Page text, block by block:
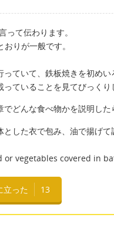
って伝わります。
りが一般です。
ていて、鉄板焼きを初めい
ていることを見てびっくり
どんな食べ物かを説明した
とした衣で包み、油で揚げ
or vegetables covered in
立った 13